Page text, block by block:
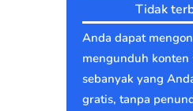
Tidak
Anda dapat
mengunduh
sebanyak yang
gratis, tanpa